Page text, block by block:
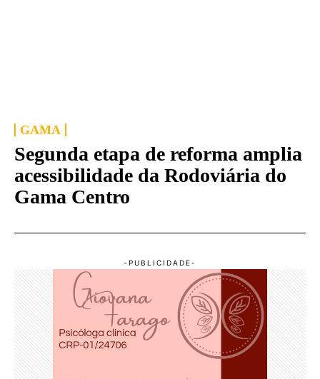
GAMA
Segunda etapa de reforma amplia
acessibilidade da Rodoviária do
Gama Centro